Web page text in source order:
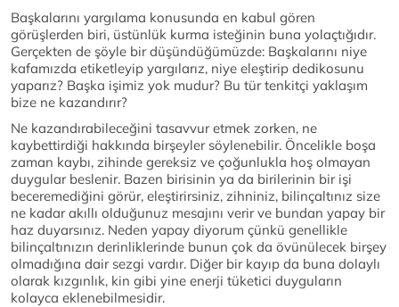
Başkalarını yargılama konusunda en kabul gören
görüşlerden biri, üstünlük kurma isteğinin buna yolaçtığıdır.
Gerçekten de şöyle bir düşündüğümüzde: Başkalarını niye
kafamızda etiketleyip yargılarız, niye eleştirip dedikosunu
yaparız? Başka işimiz yok mudur? Bu tür tenkitçi yaklaşım
bize ne kazandırır?
Ne kazandırabileceğini tasavvur etmek zorken, ne
kaybettirdiği hakkında birşeyler söylenebilir. Öncelikle boşa
zaman kaybı, zihinde gereksiz ve çoğunlukla hoş olmayan
duygular beslenir. Bazen birisinin ya da birilerinin bir işi
beceremediğini görür, eleştirirsiniz, zihniniz, bilinçaltınız size
ne kadar akıllı olduğunuz mesajını verir ve bundan yapay bir
haz duyarsınız. Neden yapay diyorum çünkü genellikle
bilinçaltınızın derinliklerinde bunun çok da övünülecek birşey
olmadığına dair sezgi vardır. Diğer bir kayıp da buna dolaylı
olarak kızgınlık, kin gibi yine enerji tüketici duyguların
kolayca eklenebilmesidir.